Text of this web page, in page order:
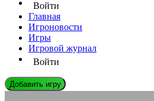
Войти
Главная
Игроновости
Игры
Игровой журнал
Войти
Добавить игру